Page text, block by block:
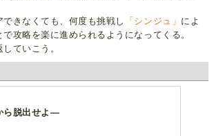
きなくても、何度も挑戦し
「シンジュ」 によ
攻略を楽に進められるようになってくる。
ていこう。
ら脱出せよ―